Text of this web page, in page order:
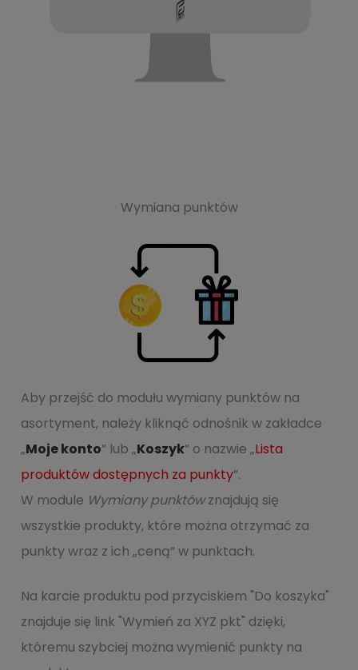
Wymiana punktów
Aby przejść do modułu wymiany punktów na
asortyment, należy kliknąć odnośnik w zakładce
„Moje konto” lub „Koszyk” o nazwie „Lista
produktów dostępnych za punkty”.
W module Wymiany punktówznajdują się
wszystkie produkty, które można otrzymać za
punkty wraz z ich „ceną” w punktach.
Na karcie produktu pod przyciskiem "Do koszyka"
znajduje się link "Wymień za XYZ pkt" dzięki,
któremu szybciej można wymienić punkty na